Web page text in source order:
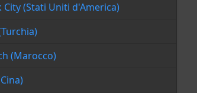
City (Stati Uniti d'America)
(Marocco)